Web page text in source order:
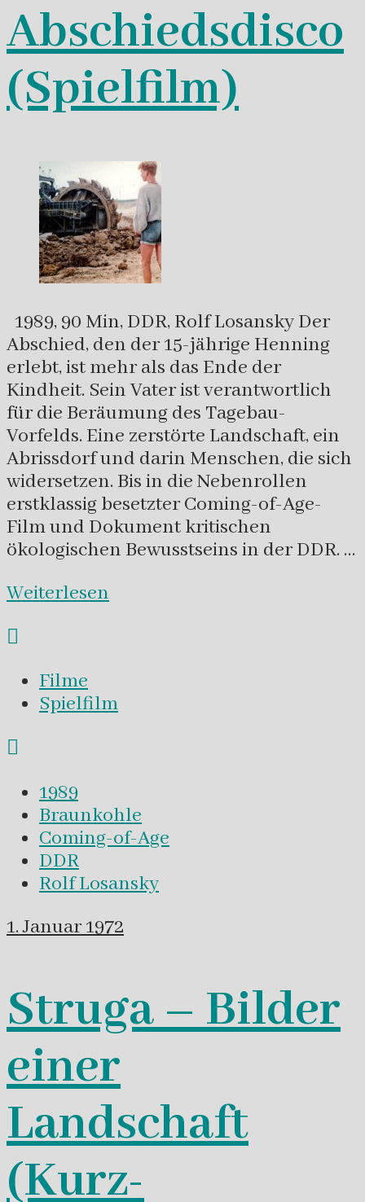
Abschiedsdisco
(Spielfilm)
1989, 90 Min, DDR, Rolf Losansky Der
Abschied, den der 15-jährige Henning
erlebt, ist mehr als das Ende der
Kindheit. Sein Vater ist verantwortlich
für die Beräumung des Tagebau-
Vorfelds. Eine zerstörte Landschaft, ein
Abrissdorf und darin Menschen, die sich
widersetzen. Bis in die Nebenrollen
erstklassig besetzter Coming-of-Age-
Film und Dokument kritischen
ökologischen Bewusstseins in der DDR. …
Weiterlesen
Filme
Spielfilm
1989
Braunkohle
Coming-of-Age
DDR
Rolf Losansky
1. Januar 1972
Struga – Bilder
einer
Landschaft
(Kurz-